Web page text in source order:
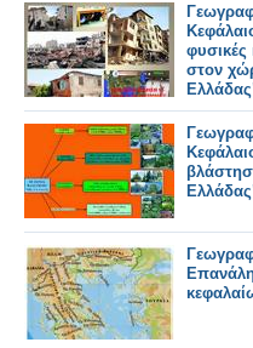
φυσικές
στον